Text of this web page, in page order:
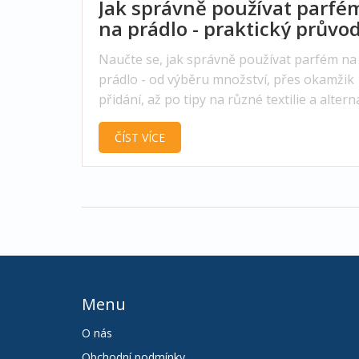
Jak správně používat
na prádlo - praktický
Naučte se, jak správně používat parfém na
prádlo - od výběru množství, přes okamžik
přidání, až po tipy na různé textilie a
vonné doplňky.
ČÍST VÍCE
Menu
O nás